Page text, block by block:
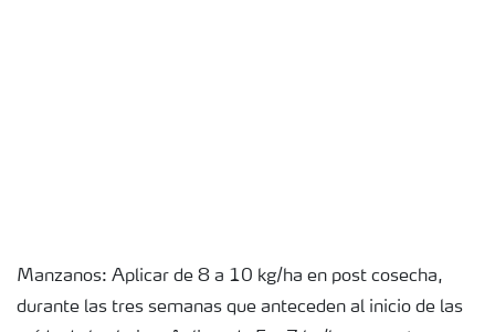
Manzanos: Aplicar de 8 a 10 kg/ha en post cosecha,
durante las tres semanas que anteceden al inicio de las